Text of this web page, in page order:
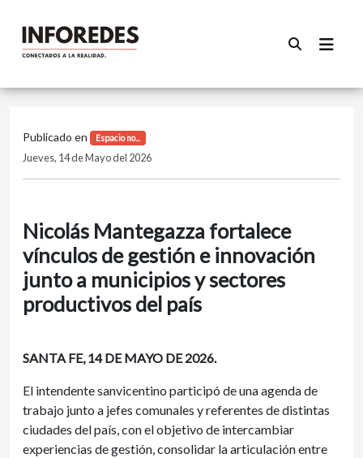
Publicado en Espacio no...
Jueves, 14 de Mayo del 2026
Nicolás Mantegazza fortalece
vínculos de gestión e innovación
junto a municipios y sectores
productivos del país
SANTA FE, 14 DE MAYO DE 2026.
El intendente sanvicentino participó de una agenda de
trabajo junto a jefes comunales y referentes de distintas
ciudades del país, con el objetivo de intercambiar
experiencias de gestión, consolidar la articulación entre